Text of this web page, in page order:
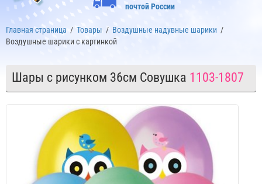
почтой России
Главная страница / Товары / Воздушные надувные шарики /
Воздушные шарики с картинкой
Шары с рисунком 36см Совушка 1103-1807